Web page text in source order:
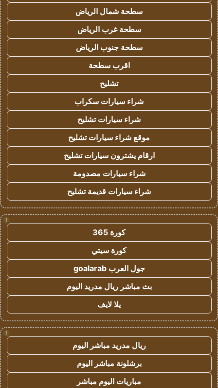
سطحة شمال الرياض
سطحة غرب الرياض
سطحة جنوب الرياض
اقرب سطحة
تشليح
شراء سيارات سكراب
شراء سيارات تشليح
موقع شراء سيارات تشليح
ارقام يشترون سيارات تشليح
شراء سيارات مصدومة
شراء سيارات قديمة تشليح
!
كورة 365
كورة سيتي
جول العرب goalarab
بث مباشر ريال مدريد اليوم
يلا لايف
!
ريال مدريد مباشر اليوم
برشلونة مباشر اليوم
مباريات اليوم مباشر